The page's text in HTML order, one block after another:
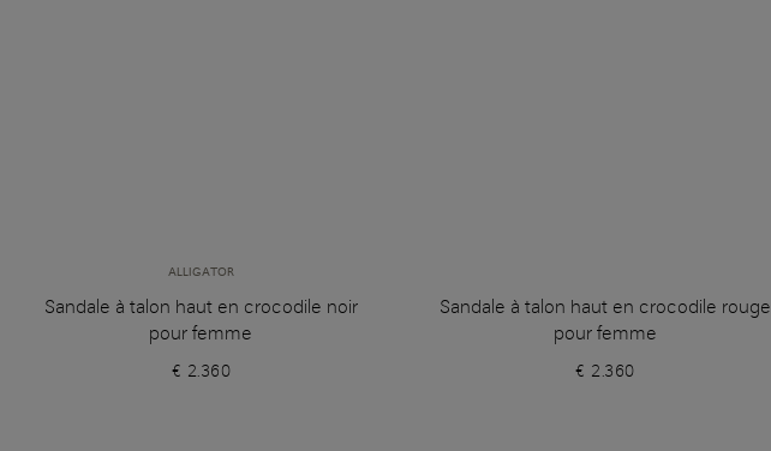
ALLIGATOR
Sandale à talon haut en crocodile noir
pour femme
€ 2.360
Sandale à talon haut en crocodile rouge
pour femme
€ 2.360